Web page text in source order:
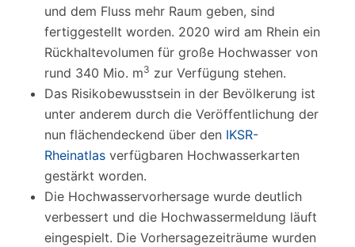
und dem Fluss mehr Raum geben, sind
fertiggestellt worden. 2020 wird am Rhein ein
Rückhaltevolumen für große Hochwasser von
rund 340 Mio. m3 zur Verfügung stehen.
Das Risikobewusstsein in der Bevölkerung ist
unter anderem durch die Veröffentlichung der
nun flächendeckend über den IKSR-
Rheinatlas verfügbaren Hochwasserkarten
gestärkt worden.
Die Hochwasservorhersage wurde deutlich
verbessert und die Hochwassermeldung läuft
eingespielt. Die Vorhersagezeiträume wurden